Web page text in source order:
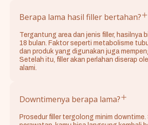
Berapa lama hasil filler bertahan?
Tergantung area dan jenis filler, hasilnya
18 bulan. Faktor seperti metabolisme
dan produk yang digunakan juga
Setelah itu, filler akan perlahan diserap
alami.
Downtimenya berapa lama?
Prosedur filler tergolong minim